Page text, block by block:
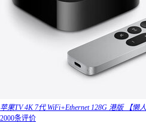
苹果TV 4K 7代 WiFi+Ethernet 128G 港版 【懒
2000条评价